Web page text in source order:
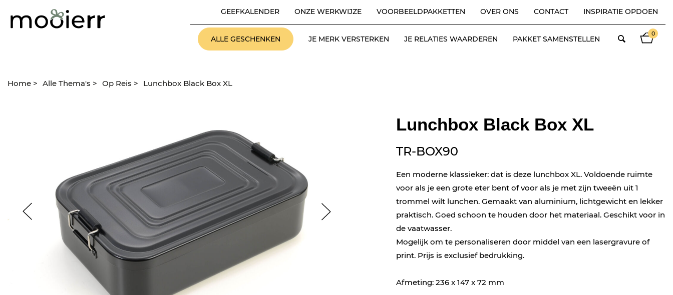
GEEFKALENDER ONZE WERKWIJZE VOORBEELDPAKKETTEN OVER ONS CONTACT INSPIRATIE OPDOEN
ALLE GESCHENKEN JE MERK VERSTERKEN JE RELATIES WAARDEREN PAKKET SAMENSTELLEN
0
Home > Alle Thema's > Op Reis > Lunchbox Black Box XL
Lunchbox Black Box XL
TR-BOX90
Een moderne klassieker: dat is deze lunchbox XL. Voldoende ruimte
voor als je een grote eter bent of voor als je met zijn tweeën uit 1
trommel wilt lunchen. Gemaakt van aluminium, lichtgewicht en lekker
praktisch. Goed schoon te houden door het materiaal. Geschikt voor in
de vaatwasser.
Mogelijk om te personaliseren door middel van een lasergravure of
print. Prijs is exclusief bedrukking.
Afmeting: 236 x 147 x 72 mm